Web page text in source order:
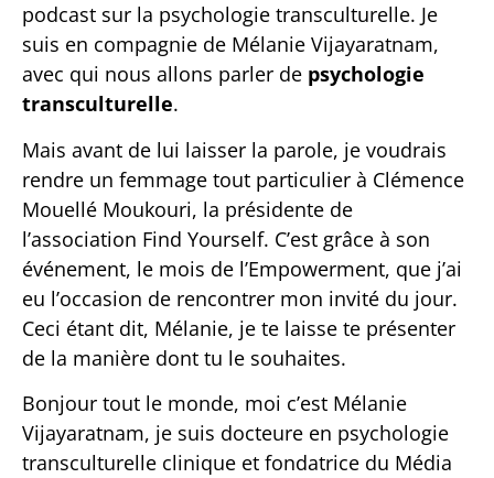
podcast sur la psychologie transculturelle. Je
suis en compagnie de Mélanie Vijayaratnam,
avec qui nous allons parler de psychologie
transculturelle.
Mais avant de lui laisser la parole, je voudrais
rendre un femmage tout particulier à Clémence
Mouellé Moukouri, la présidente de
l’association Find Yourself. C’est grâce à son
événement, le mois de l’Empowerment, que j’ai
eu l’occasion de rencontrer mon invité du jour.
Ceci étant dit, Mélanie, je te laisse te présenter
de la manière dont tu le souhaites.
Bonjour tout le monde, moi c’est Mélanie
Vijayaratnam, je suis docteure en psychologie
transculturelle clinique et fondatrice du Média